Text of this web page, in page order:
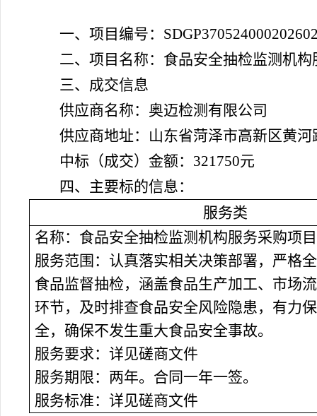
一、项目编号：
二、项目名称： 食品安全抽检监测机
三、成交信息
供应商名称：奥迈检测有限公司
供应商地址：山东省菏泽市高新区黄
中标（成交）金额：321750元
四、主要标的信息：
服务类
名称：食品安全抽检监测机构服务采购项
服务范围： 认真落实相关决策部署，严格
食品监督抽检，涵盖食品生产加工、市场
环节，及时排查食品安全风险隐患，有力
全，确保不发生重大食品安全事故。
服务要求：详见磋商文件
服务期限：两年。合同一年一签。
服务标准：详见磋商文件